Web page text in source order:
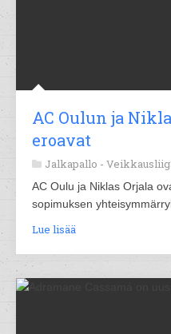
AC Oulun ja
eroavat
Jalkapallo -
AC Oulu ja Niklas Orjala
sopimuksen
Lue lisää